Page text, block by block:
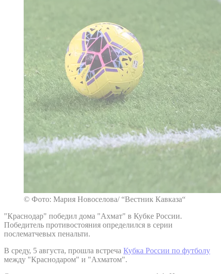
© Фото: Мария Новоселова/ “Вестник Кавказа“
"Краснодар" победил дома "Ахмат" в Кубке России.
Победитель противостояния определился в серии
послематчевых пенальти.
В среду, 5 августа, прошла встреча Кубка России по футболу
между "Краснодаром" и "Ахматом".